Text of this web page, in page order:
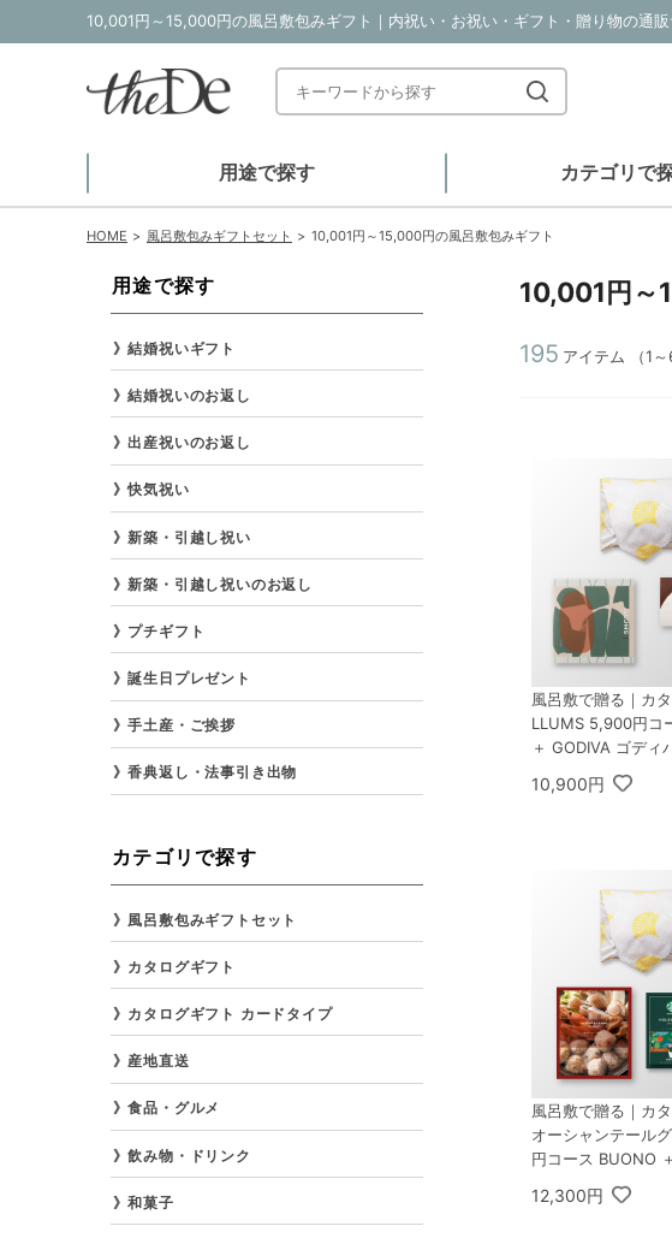
10,001円～15,000円の風呂敷包みギフト｜内祝い・お祝い・ギフト・贈り物の通
用途で探す カテゴリで
HOME 風呂敷包みギフトセット 10,001円～15,000円の風呂敷包みギフト
10,001円～
195 アイテム （1
風呂敷で贈る｜カ
LLUMS 5,900円コ
＋ GODIVA ゴディ
シャクッキーアソ
枚入
10,900円
風呂敷で贈る｜カ
オーシャンテール
円コース BUONO
クス オリガミ パー
プ コーヒーギフトB
12,300円
用途で探す
結婚祝いギフト
結婚祝いのお返し
出産祝いのお返し
快気祝い
新築・引越し祝い
新築・引越し祝いのお返し
プチギフト
誕生日プレゼント
手土産・ご挨拶
香典返し・法事引き出物
カテゴリで探す
風呂敷包みギフトセット
カタログギフト
カタログギフト カードタイプ
産地直送
食品・グルメ
飲み物・ドリンク
和菓子